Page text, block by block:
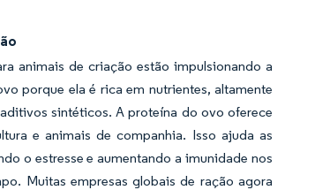
animais de criação estão impulsionando a
porque ela é rica em nutrientes, altamente
sintéticos. A proteína do ovo oferece
e animais de companhia. Isso ajuda as
o estresse e aumentando a imunidade nos
Muitas empresas globais de ração agora